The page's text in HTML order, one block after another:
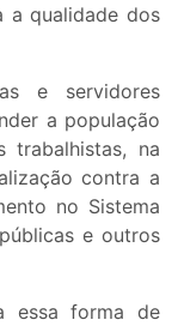
a qualidade dos
e servidores
a população
trabalhistas, na
contra a
no Sistema
e outros
essa forma de